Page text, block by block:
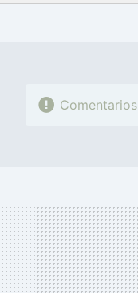
FACEBOOK
TWITTERFLIPBOARD
E-